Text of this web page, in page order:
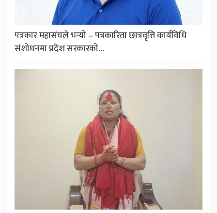
पत्रकार महासंघले भन्यो – पत्रकारिता छात्रवृत्ति कार्यविधि
संशोधनमा प्रदेश सरकारको…